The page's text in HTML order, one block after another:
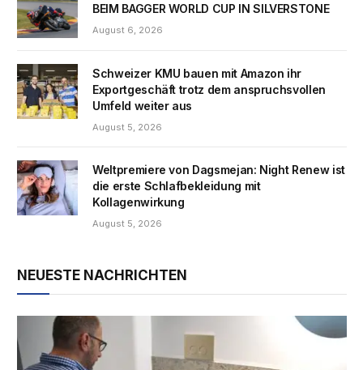
BEIM BAGGER WORLD CUP IN SILVERSTONE
August 6, 2026
Schweizer KMU bauen mit Amazon ihr
Exportgeschäft trotz dem anspruchsvollen
Umfeld weiter aus
August 5, 2026
Weltpremiere von Dagsmejan: Night Renew ist
die erste Schlafbekleidung mit
Kollagenwirkung
August 5, 2026
NEUESTE NACHRICHTEN